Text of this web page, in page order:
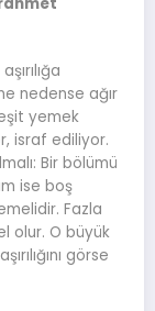
nedense ağır
yemek
israf ediliyor.
Bir bölümü
ise boş
Fazla
olur. O büyük
görse